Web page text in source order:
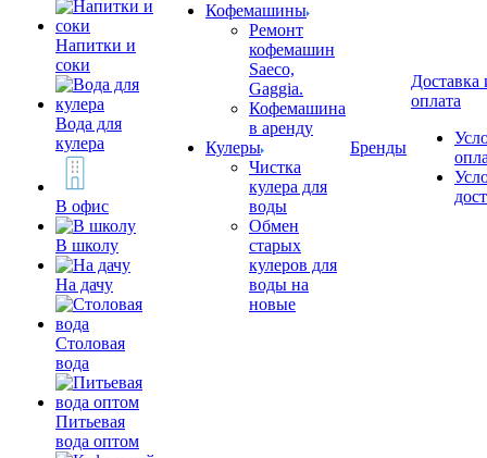
Напитки и
соки
Вода для
кулера
В офис
В школу
На дачу
Столовая
вода
Питьевая
вода оптом
Кофемашины
Ремонт
кофемашин
Saeco,
Gaggia.
Кофемашина
в аренду
Кулеры
Чистка
кулера для
воды
Обмен
старых
кулеров для
воды на
новые
Бренды
Доставка
оплата